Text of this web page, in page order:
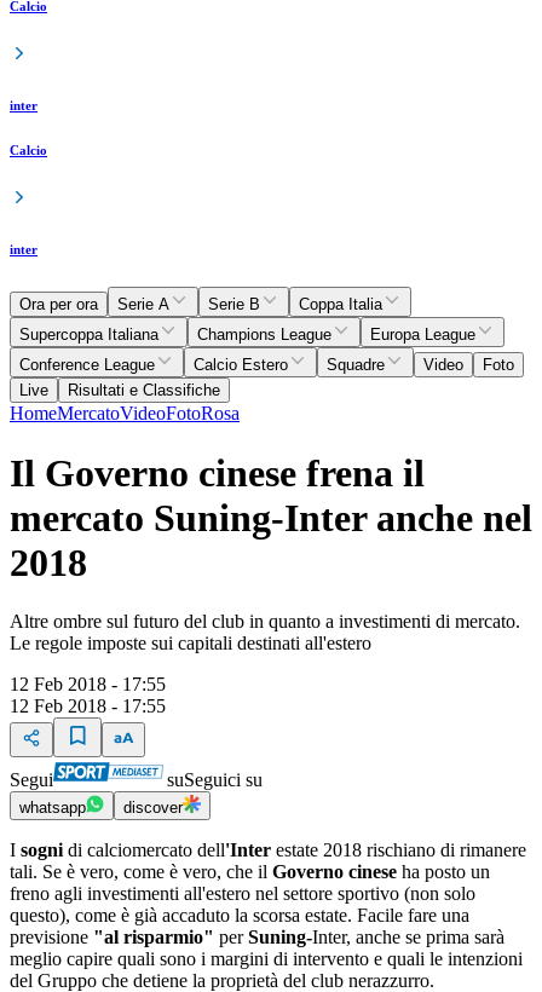
Calcio
inter
Calcio
inter
Ora per ora Serie A Serie B
Coppa Italia
Supercoppa Italiana
Champions League
Europa League
Conference League
Calcio Estero Squadre Video
Foto
Live
Risultati e Classifiche
HomeMercatoVideoFotoRosa
Il Governo cinese frena il
mercato Suning-Inter anche nel
2018
Altre ombre sul futuro del club in quanto a investimenti di mercato.
Le regole imposte sui capitali destinati all'estero
12 Feb 2018 - 17:55
12 Feb 2018 - 17:55
Segui suSeguici su
whatsapp discover
I sogni di calciomercato dell'Inter estate 2018 rischiano di rimanere
tali. Se è vero, come è vero, che il Governo cinese ha posto un
freno agli investimenti all'estero nel settore sportivo (non solo
questo), come è già accaduto la scorsa estate. Facile fare una
previsione "al risparmio" perSuning-Inter, anche se prima sarà
meglio capire quali sono i margini di intervento e quali le intenzioni
del Gruppo che detiene la proprietà del club nerazzurro.